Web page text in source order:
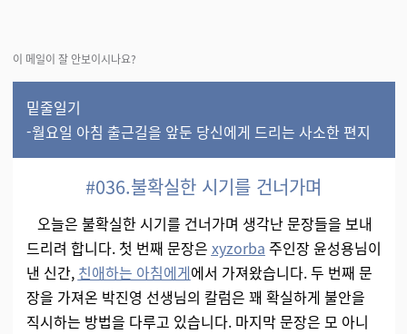
이 메일이 잘 안보이시나요?
밑줄일기
-월요일 아침 출근길을 앞둔 당신에게 드리는 사소한 편지
#036.불확실한 시기를 건너가며
오늘은 불확실한 시기를 건너가며 생각난 문장들을 보내
드리려 합니다. 첫 번째 문장은 xyzorba 주인장 윤성용님이
낸 신간, 친애하는 아침에게에서 가져왔습니다. 두 번째 문
장을 가져온 박진영 선생님의 칼럼은 꽤 확실하게 불안을
직시하는 방법을 다루고 있습니다. 마지막 문장은 모 아니